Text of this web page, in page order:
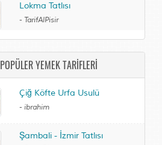
Lokma Tatlısı
- TarifAlPisir
YEMEK TARİFLERİ
Çiğ Köfte Urfa Usulü
- ibrahim
Şambali - İzmir Tatlısı